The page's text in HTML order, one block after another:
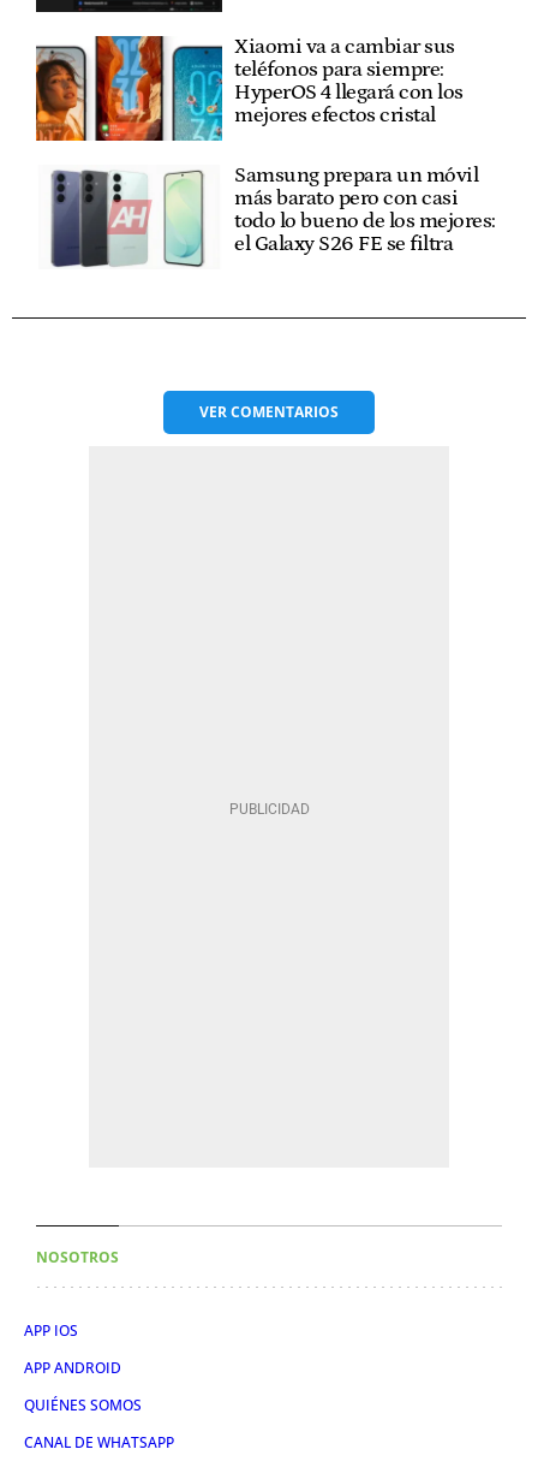
Xiaomi va a cambiar sus
teléfonos para siempre:
HyperOS 4 llegará con los
mejores efectos cristal
Samsung prepara un móvil
más barato pero con casi
todo lo bueno de los mejores:
el Galaxy S26 FE se filtra
VERCOMENTARIOS
NOSOTROS
APP IOS
APP ANDROID
QUIÉNES SOMOS
CANAL DE WHATSAPP